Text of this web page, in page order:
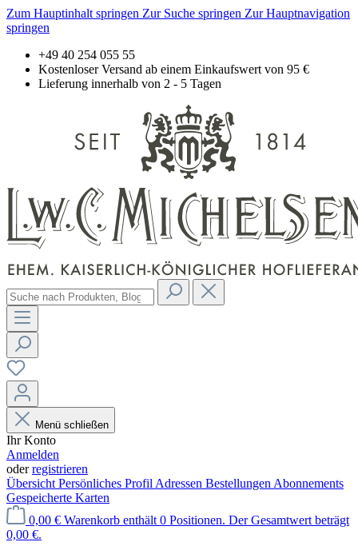
Zum Hauptinhalt springen Zur Suche springen Zur Hauptnavigation
springen
+49 40 254 055 55
Kostenloser Versand ab einem Einkaufswert von 95 €
Lieferung innerhalb von 2 - 5 Tagen
Menü schließen
Ihr Konto
Anmelden
oderregistrieren
Übersicht Persönliches Profil Adressen Bestellungen Abonnements
Gespeicherte Karten
0,00 € Warenkorb enthält 0 Positionen. Der Gesamtwert beträgt
0,00 €.